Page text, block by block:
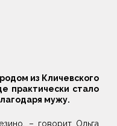
из Кличевского
практически стало
мужу.
– говорит Ольга